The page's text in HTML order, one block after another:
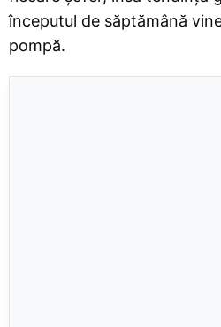
începutul de săptămână
pompă.